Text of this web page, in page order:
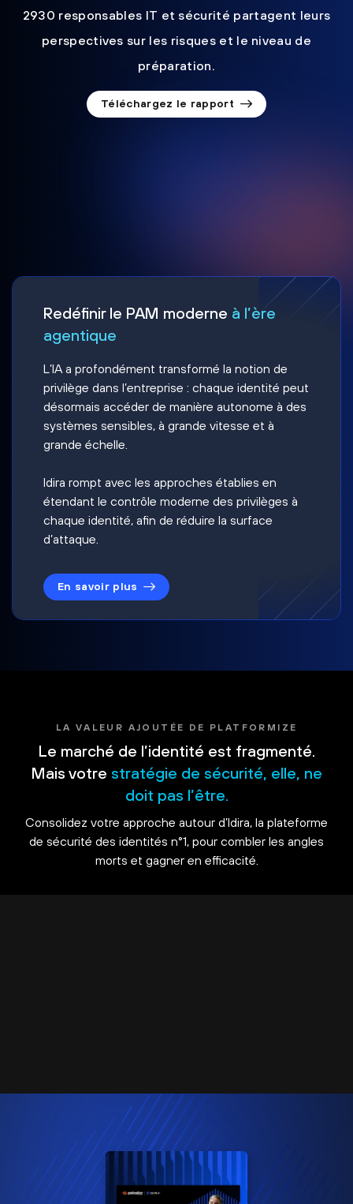
2930 responsables IT et sécurité partagent leurs
perspectives sur les risques et le niveau de
préparation.
Téléchargez le rapport
Redéfinir le PAM moderne à l’ère
agentique
L’IA a profondément transformé la notion de
privilège dans l’entreprise : chaque identité peut
désormais accéder de manière autonome à des
systèmes sensibles, à grande vitesse et à
grande échelle.
Idira rompt avec les approches établies en
étendant le contrôle moderne des privilèges à
chaque identité, afin de réduire la surface
d’attaque.
En savoir plus
LA VALEUR AJOUTÉE DE PLATFORMIZE
Le marché de l’identité est fragmenté.
Mais votre stratégie de sécurité, elle, ne
doit pas l’être.
Consolidez votre approche autour d’Idira, la plateforme
de sécurité des identités n°1, pour combler les angles
morts et gagner en efficacité.